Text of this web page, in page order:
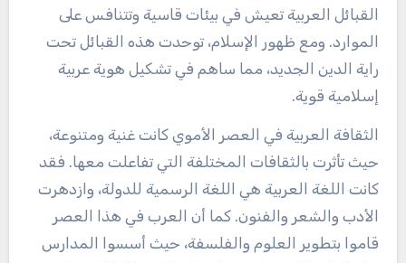
القبائل العربية تعيش في بيئات قاسية وتتنافس على
الموارد. ومع ظهور الإسلام، توحدت هذه القبائل تحت
راية الدين الجديد، مما ساهم في تشكيل هوية عربية
إسلامية قوية.
الثقافة العربية في العصر الأموي كانت غنية ومتنوعة،
حيث تأثرت بالثقافات المختلفة التي تفاعلت معها. فقد
كانت اللغة العربية هي اللغة الرسمية للدولة، وازدهرت
الأدب والشعر والفنون. كما أن العرب في هذا العصر
قاموا بتطوير العلوم والفلسفة، حيث أسسوا المدارس